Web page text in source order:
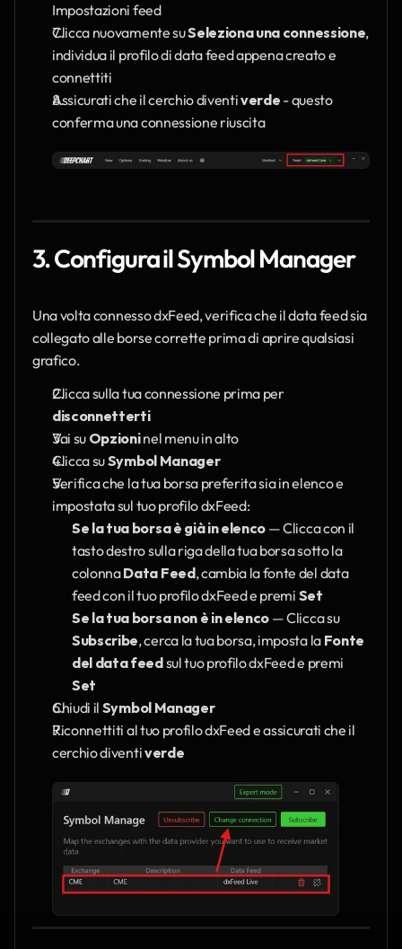
Impostazioni feed
Clicca nuovamente su Seleziona una connessione,
individua il profilo di data feed appena creato e
connettiti
Assicurati che il cerchio diventi verde - questo
conferma una connessione riuscita
3. Configura il Symbol Manager
Una volta connesso dxFeed, verifica che il data feed sia
collegato alle borse corrette prima di aprire qualsiasi
grafico.
Clicca sulla tua connessione prima per
disconnetterti
Vai su Opzioni nel menu in alto
Clicca su Symbol Manager
Verifica che la tua borsa preferita sia in elenco e
impostata sul tuo profilo dxFeed:
Se la tua borsa è già in elenco — Clicca con il
tasto destro sulla riga della tua borsa sotto la
colonna Data Feed, cambia la fonte del data
feed con il tuo profilo dxFeed e premi Set
Se la tua borsa non è in elenco
— Clicca su
Subscribe, cerca la tua borsa, imposta la Fonte
del data feed
Set
Chiudi il Symbol Manager
Riconnettiti al tuo profilo dxFeed e assicurati che il
cerchio diventi verde